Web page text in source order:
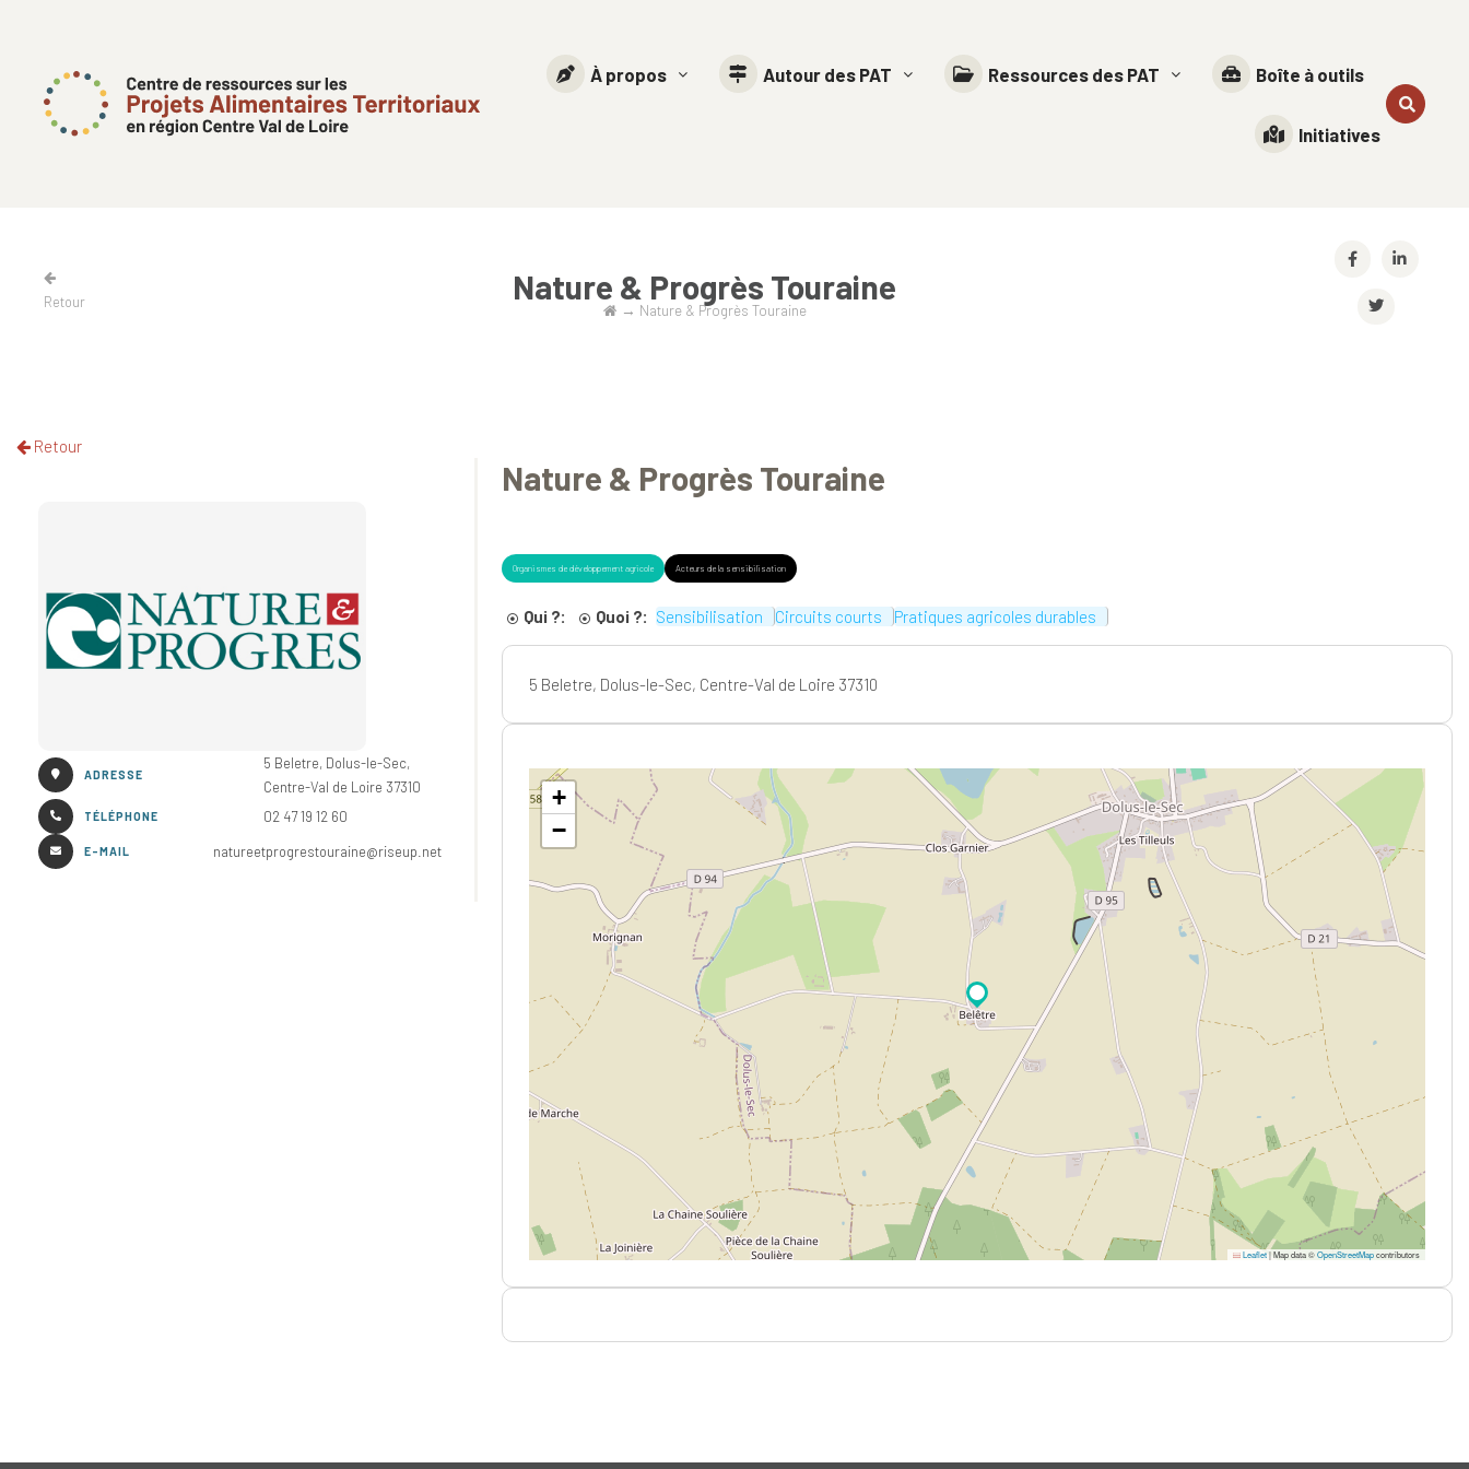
À propos Autour des PAT Ressources des PAT Boîte à outils
Initiatives
Retour Nature & Progrès Touraine
→ Nature & Progrès Touraine
Retour
ADRESSE
5 Beletre, Dolus-le-Sec,
Centre-Val de Loire 37310
TÉLÉPHONE 02 47 19 12 60
E-MAIL natureetprogrestouraine@riseup.net
Nature & Progrès Touraine
Organismes de développement agricole Acteurs de la sensibilisation
Qui ?: Quoi ?: Sensibilisation Circuits courts Pratiques agricoles durables
5 Beletre, Dolus-le-Sec, Centre-Val de Loire 37310
+
−
Leaflet|Map data ©OpenStreetMapcontributors